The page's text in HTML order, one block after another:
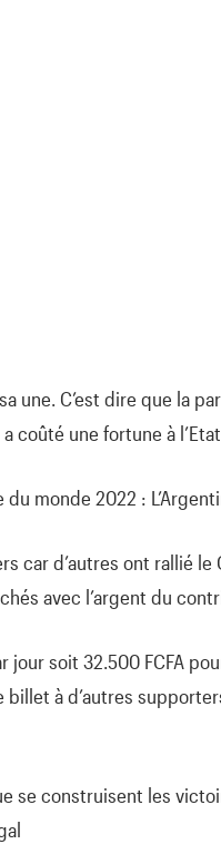
une. C’est dire que la
coûté une fortune à
monde 2022 :
d’autres ont rallié le
avec l’argent du
soit 32.500 FCFA
billet à d’autres
se construisent les